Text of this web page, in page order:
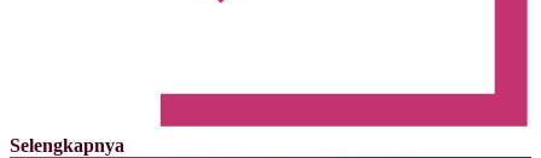
Selengkapnya